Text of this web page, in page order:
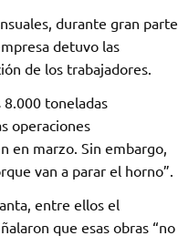
durante gran parte
detuvo las
de los trabajadores.
toneladas
operaciones
en marzo. Sin embargo,
van a parar el horno”.
entre ellos el
que esas obras “no